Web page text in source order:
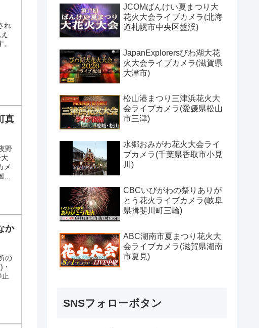
れ
真
野
メ
か
の
JCOMばんけい夏まつり大
花火大会ライブカメラ(北海
道札幌市中央区盤渓)
JapanExplorersびわ湖大花
火大会ライブカメラ(滋賀県
大津市)
松山港まつり三津浜花火大
会ライブカメラ(愛媛県松山
市三津)
水郷おみがわ花火大会ライ
ブカメラ(千葉県香取市小見
川)
CBCいびがわの祭りありが
とう花火ライブカメラ(岐阜
県揖斐川町三輪)
ABC湖南市夏まつり花火大
会ライブカメラ(滋賀県湖南
市夏見)
SNSフォローボタン